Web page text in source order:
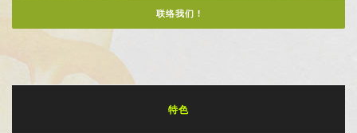
联络我们 !
特色